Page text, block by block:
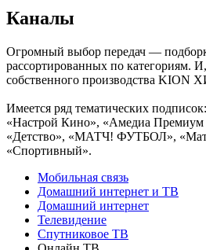
Каналы
Огромный выбор передач —
рассортированных по категориям.
собственного производства KION
Имеется ряд тематических подписок:
«Настрой Кино», «Амедиа
«Детство», «МАТЧ! ФУТБОЛ»,
«Спортивный».
Мобильная связь
Домашний интернет и ТВ
Домашний интернет
Телевидение
Спутниковое ТВ